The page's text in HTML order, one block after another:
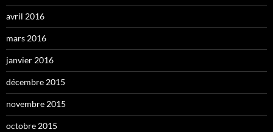
avril 2016
mars 2016
janvier 2016
décembre 2015
novembre 2015
octobre 2015